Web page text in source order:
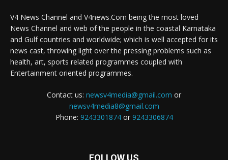
V4 News Channel and V4news.Com being the most loved
News Channel and web of the people in the coastal Karnataka
and Gulf countries and worldwide; which is well accepted for its
news cast, throwing light over the pressing problems such as
health, art, sports related programmes coupled with
Entertainment oriented programmes.
Contact us: newsv4media@gmail.com or
newsv4media8@gmail.com
Phone: 9243301874or 9243306874
FOLLOW US